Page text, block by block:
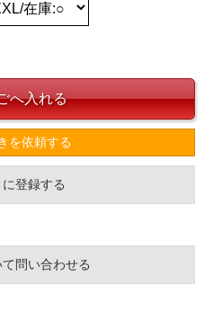
を依頼する
登録する
問い合わせる